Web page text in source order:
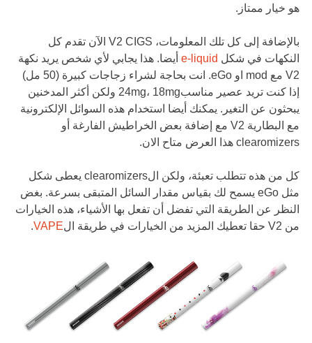
هو خيار ممتاز.
بالإضافة إلى كل تلك المعلومات، V2 CIGS الآن تقدم كل
النكهات في شكل e-liquid أيضا. هذا يجابي لأي شخص يريد نكهة
V2 مع mod او eGo. انت بحاجة لشراء زجاجات كبيرة (50 مل)
إذا كنت تريد عصير مناسب24mg، 18mg ولكن أكثر المدخنين
يبحثون عن التغير. يمكنك أيضا استخدام هذه السوائل الإلكترونية
مع البطارية V2 مع إضافة بعض الخراطيش الفارغة أو
clearomizers هذا العرض متاح الان.
كل من هذه تتطلب تعبئة، ولكن الclearomizers يعطى شكل
مثل eGo يسمح لك بقياس مقدار السائل المتبقى بسرعة. بغض
النظر عن الطريقة التي تفضل أن تفعل بها الأشياء، هذه الخيارات
من V2 حقا تعطيك المزيد من الخيارات في طريقة ال
VAPE
.